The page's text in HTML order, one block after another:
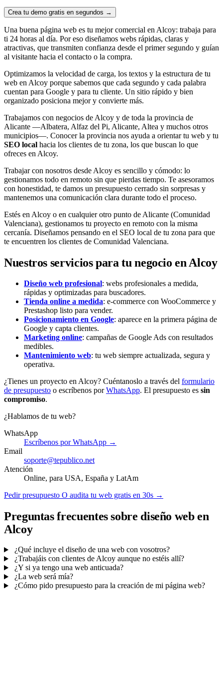
Crea tu demo gratis en segundos →
Una buena página web es tu mejor comercial en Alcoy: trabaja para
ti 24 horas al día. Por eso diseñamos webs rápidas, claras y
atractivas, que transmiten confianza desde el primer segundo y guían
al visitante hacia el contacto o la compra.
Optimizamos la velocidad de carga, los textos y la estructura de tu
web en Alcoy porque sabemos que cada segundo y cada palabra
cuentan para Google y para tu cliente. Un sitio rápido y bien
organizado posiciona mejor y convierte más.
Trabajamos con negocios de Alcoy y de toda la provincia de
Alicante —Albatera, Alfaz del Pi, Alicante, Altea y muchos otros
municipios—. Conocer la provincia nos ayuda a orientar tu web y tu
SEO local hacia los clientes de tu zona, los que buscan lo que
ofreces en Alcoy.
Trabajar con nosotros desde Alcoy es sencillo y cómodo: lo
gestionamos todo en remoto sin que pierdas tiempo. Te asesoramos
con honestidad, te damos un presupuesto cerrado sin sorpresas y
mantenemos una comunicación clara durante todo el proceso.
Estés en Alcoy o en cualquier otro punto de Alicante (Comunidad
Valenciana), gestionamos tu proyecto en remoto con la misma
cercanía. Diseñamos pensando en el SEO local de tu zona para que
te encuentren los clientes de Comunidad Valenciana.
Nuestros servicios para tu negocio en Alcoy
Diseño web profesional: webs profesionales a medida,
rápidas y optimizadas para buscadores.
Tienda online a medida: e-commerce con WooCommerce y
Prestashop listo para vender.
Posicionamiento en Google: aparece en la primera página de
Google y capta clientes.
Marketing online: campañas de Google Ads con resultados
medibles.
Mantenimiento web: tu web siempre actualizada, segura y
operativa.
¿Tienes un proyecto en Alcoy? Cuéntanoslo a través del formulario
de presupuesto o escríbenos porWhatsApp. El presupuesto es sin
compromiso.
¿Hablamos de tu web?
WhatsApp
Escríbenos por WhatsApp →
Email
soporte@tepublico.net
Atención
Online, para USA, España y LatAm
Pedir presupuesto O audita tu web gratis en 30s →
Preguntas frecuentes sobre diseño web en
Alcoy
¿Qué incluye el diseño de una web con vosotros?
¿Trabajáis con clientes de Alcoy aunque no estéis allí?
¿Y si ya tengo una web anticuada?
¿La web será mía?
¿Cómo pido presupuesto para la creación de mi página web?